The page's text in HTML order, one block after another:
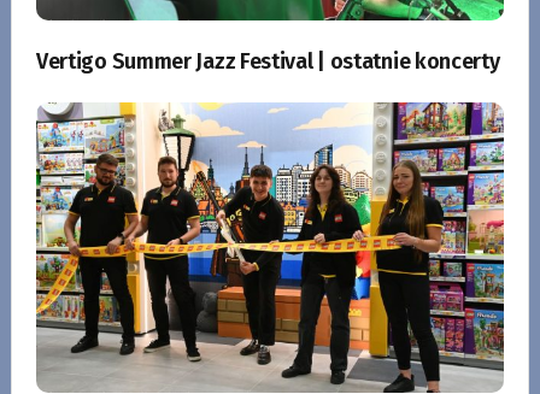
Vertigo Summer Jazz Festival | ostatnie koncerty